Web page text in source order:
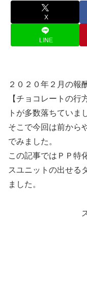
X
LINE
２０２０年２月の報
【チョコレートの行
トが多数落ちていま
そこで今回は前から
でみました。
この記事ではＰＰ特
スユニットの出せる
ました。